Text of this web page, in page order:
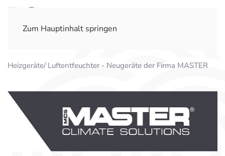
Zum Hauptinhalt springen
Heizgeräte/ Luftentfeuchter - Neugeräte der Firma MASTER